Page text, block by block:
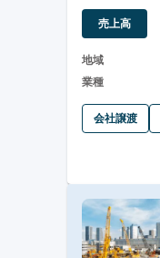
ー
売上高
地域
業種
会社譲渡